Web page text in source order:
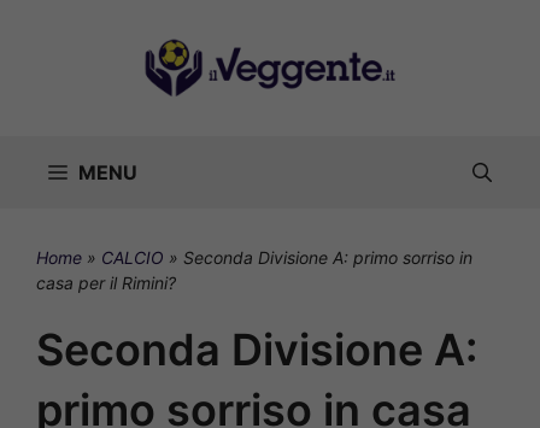
MENU
Home » CALCIO » Seconda Divisione A: primo sorriso in
casa per il Rimini?
Seconda Divisione A:
primo sorriso in casa